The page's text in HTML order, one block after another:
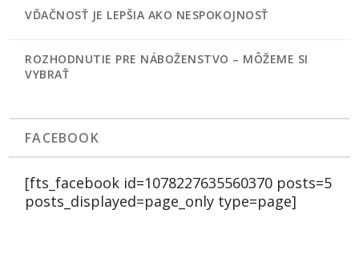
VĎAČNOSŤ JE LEPŠIA AKO NESPOKOJNOSŤ
ROZHODNUTIE PRE NÁBOŽENSTVO – MÔŽEME SI
VYBRAŤ
FACEBOOK
[fts_facebook id=1078227635560370 posts=5
posts_displayed=page_only type=page]